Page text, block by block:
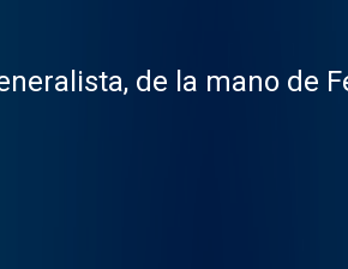
de la mano de